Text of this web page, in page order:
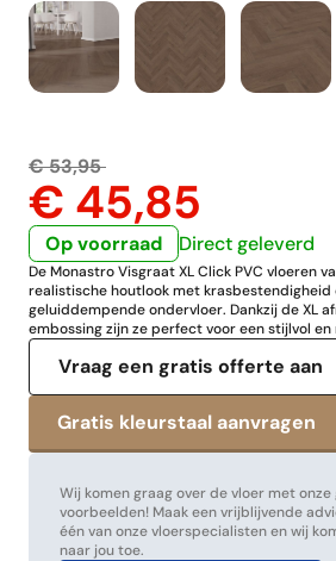
€ 45,85
€ 53,95
Op voorraad Direct geleverd
De Monastro Visgraat XL Click PVC vloeren
realistische houtlook met krasbestendigheid
geluiddempende ondervloer. Dankzij de XL
embossing zijn ze perfect voor een stijlvol
Vraag een gratis offerte aan
Wij komen graag over de vloer met onze
voorbeelden! Maak een vrijblijvende
één van onze vloerspecialisten en wij
naar jou toe.